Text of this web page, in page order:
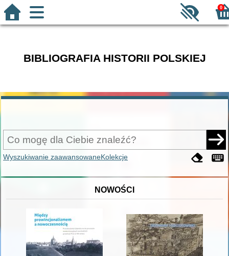
0
BIBLIOGRAFIA HISTORII POLSKIEJ
Wyszukiwanie zaawansowaneKolekcje
NOWOŚCI